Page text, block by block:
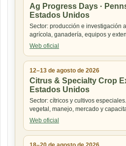
Ag Progress Days ·
Estados Unidos
Sector: producción e investigación
agrícola, ganadería, equipos y
Web oficial
12–13 de agosto de 2026
Citrus & Specialty Crop
Estados Unidos
Sector: cítricos y cultivos
vegetal, manejo, mercado y
Web oficial